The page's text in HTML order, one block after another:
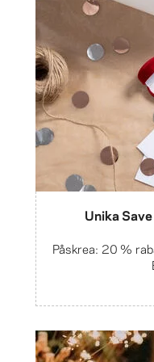
Unika
Påskrea: 20 %